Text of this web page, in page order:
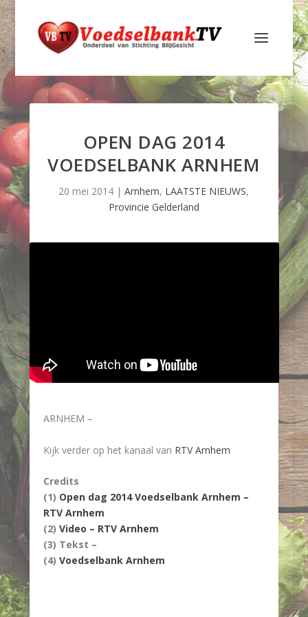
OPEN DAG 2014
VOEDSELBANK ARNHEM
20 mei 2014 |Arnhem, LAATSTE NIEUWS,
Provincie Gelderland
ARNHEM –
Kijk verder op het kanaal van RTV Arnhem
Credits
(1) Open dag 2014 Voedselbank Arnhem –
RTV Arnhem
(2) Video – RTV Arnhem
(3) Tekst –
(4) Voedselbank Arnhem